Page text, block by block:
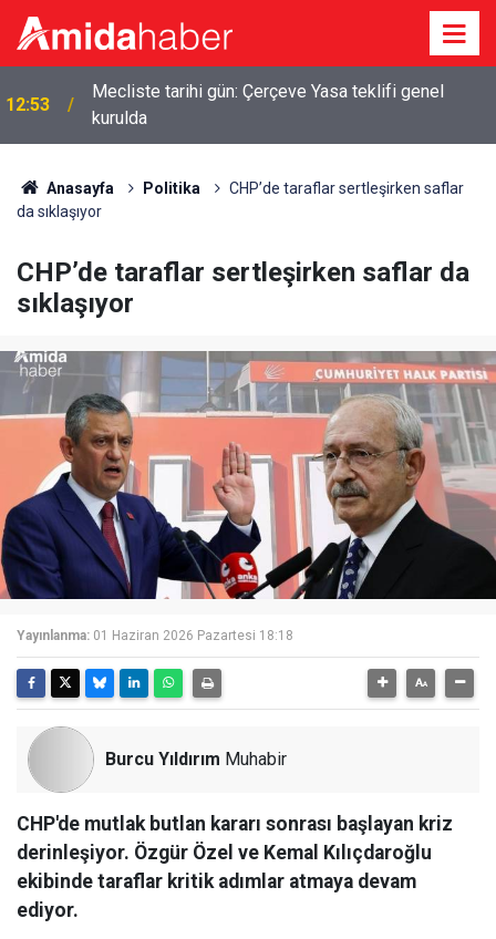
12:53
Mecliste tarihi gün: Çerçeve Yasa teklifi genel
kurulda
Anasayfa Politika
CHP’de taraflar sertleşirken saflar
da sıklaşıyor
CHP’de taraflar sertleşirken saflar da
sıklaşıyor
Yayınlanma: 01 Haziran 2026 Pazartesi 18:18
Burcu Yıldırım Muhabir
CHP'de mutlak butlan kararı sonrası başlayan kriz
derinleşiyor. Özgür Özel ve Kemal Kılıçdaroğlu
ekibinde taraflar kritik adımlar atmaya devam
ediyor.